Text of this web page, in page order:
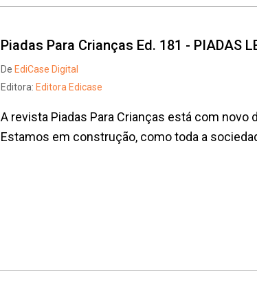
Piadas Para Crianças Ed. 181 - PIADAS
De EdiCase Digital
Editora: Editora Edicase
A revista Piadas Para Crianças está com
Estamos em construção, como toda a